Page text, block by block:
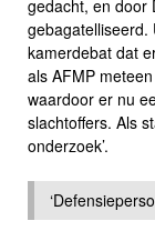
gedacht, en door
gebagatelliseerd.
kamerdebat dat
als AFMP
waardoor er nu
slachtoffers. Als
onderzoek’.